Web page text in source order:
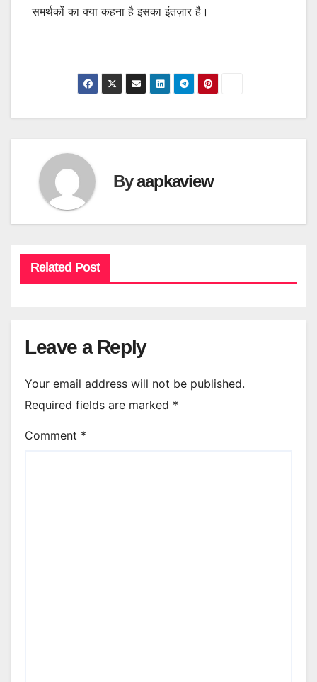
समर्थकों का क्या कहना है इसका इंतज़ार है।
Byaapkaview
Related Post
Leave a Reply
Your email address will not be published.
Required fields are marked *
Comment *